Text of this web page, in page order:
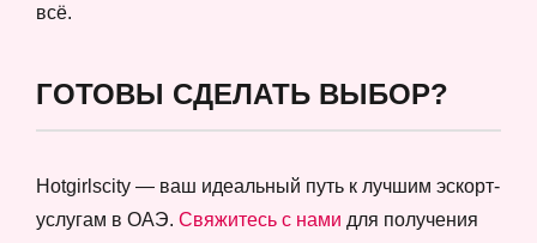
всё.
ГОТОВЫ СДЕЛАТЬ ВЫБОР?
Hotgirlscity — ваш идеальный путь к лучшим эскорт-
услугам в ОАЭ. Свяжитесь с нами для получения